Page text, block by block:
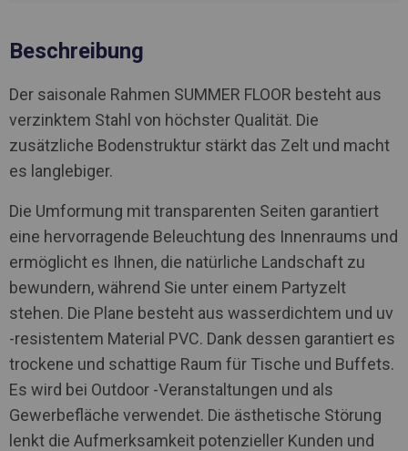
Beschreibung
Der saisonale Rahmen SUMMER FLOOR besteht aus
verzinktem Stahl von höchster Qualität. Die
zusätzliche Bodenstruktur stärkt das Zelt und macht
es langlebiger.
Die Umformung mit transparenten Seiten garantiert
eine hervorragende Beleuchtung des Innenraums und
ermöglicht es Ihnen, die natürliche Landschaft zu
bewundern, während Sie unter einem Partyzelt
stehen. Die Plane besteht aus wasserdichtem und uv
-resistentem Material PVC. Dank dessen garantiert es
trockene und schattige Raum für Tische und Buffets.
Es wird bei Outdoor -Veranstaltungen und als
Gewerbefläche verwendet. Die ästhetische Störung
lenkt die Aufmerksamkeit potenzieller Kunden und